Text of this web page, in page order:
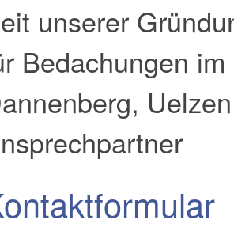
unserer
Bedachungen